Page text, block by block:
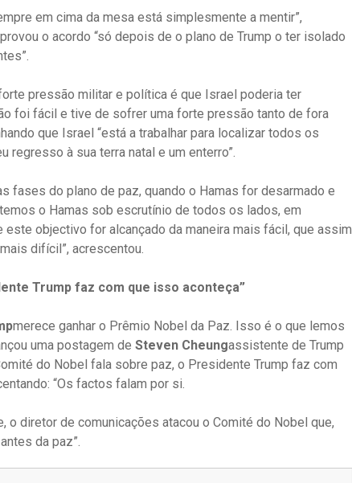
em cima da mesa está simplesmente a mentir”,
o acordo “só depois de o plano de Trump o ter isolado
pressão militar e política é que Israel poderia ter
foi fácil e tive de sofrer uma forte pressão tanto de fora
que Israel “está a trabalhar para localizar todos os
regresso à sua terra natal e um enterro”.
fases do plano de paz, quando o Hamas for desarmado e
o Hamas sob escrutínio de todos os lados, em
objectivo for alcançado da maneira mais fácil, que assim
difícil”, acrescentou.
Trump faz com que isso aconteça”
merece ganhar o Prêmio Nobel da Paz. Isso é o que lemos
uma postagem de Steven Cheungassistente de Trump
do Nobel fala sobre paz, o Presidente Trump faz com
“Os factos falam por si.
o diretor de comunicações atacou o Comité do Nobel que,
da paz”.